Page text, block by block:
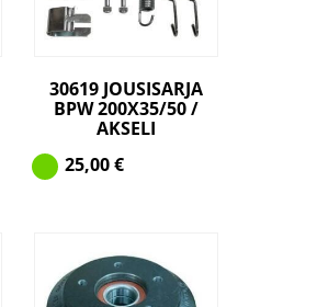
30619 JOUSISARJA
BPW 200X35/50 /
AKSELI
25,00€